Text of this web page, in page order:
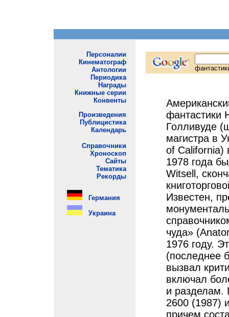
фантастики
Голливуде
магистра в
of California)
1978 года
Witsell,
Известен,
чуда»
1976 году.
(последнее
вызвал
включал
и разделам.
2600 (1987)
причем